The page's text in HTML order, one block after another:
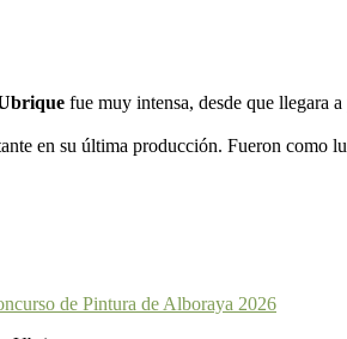
fue muy intensa, desde que llegara
en su última producción. Fueron como
de Pintura de Alboraya 2026